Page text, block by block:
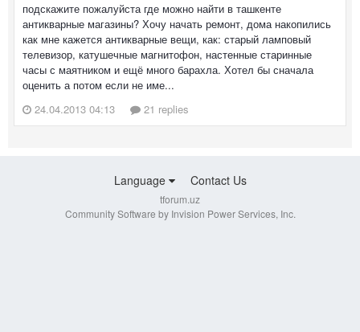
подскажите пожалуйста где можно найти в ташкенте
антикварные магазины? Хочу начать ремонт, дома накопились
как мне кажется антикварные вещи, как: старый ламповый
телевизор, катушечные магнитофон, настенные старинные
часы с маятником и ещё много барахла. Хотел бы сначала
оценить а потом если не име...
24.04.2013 04:13
21 replies
Language Contact Us
tforum.uz
Community Software by Invision Power Services, Inc.